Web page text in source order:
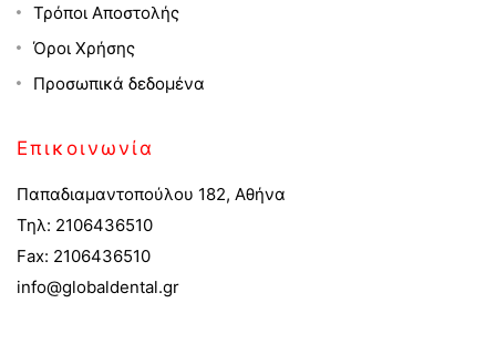
Τρόποι Αποστολής
Όροι Χρήσης
Προσωπικά δεδομένα
Επικοινωνία
Παπαδιαμαντοπούλου 182, Αθήνα
Τηλ: 2106436510
Fax: 2106436510
info@globaldental.gr